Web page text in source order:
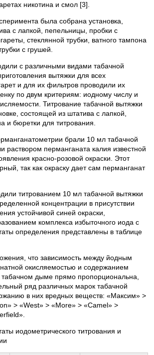
никотина и смол [3].
была собрана установка,
с лапкой, пепельницы, пробки с
стеклянной трубки, ватного тампона
с грушей.
с различными видами табачной
вытяжки для всех
и для их фильтров проводили их
по двум критериям: иодному числу и
Титрование табачной вытяжки
состоящей из штатива с лапкой,
и бюретки для титрования.
брали 10 мл табачной
раствором перманганата калия известной
красно-розовой окраски. Этот
так как окраску дает сам перманганат
титрованием 10 мл табачной вытяжки
концентрации в присутствии
устойчивой синей окраски,
комплекса избыточного иода с
определения представлены в таблице
что зависимость между йодным
окисляемостью и содержанием
табачном дыме прямо пропорциональна,
ряд различных марок табачной
в них вредных веществ: «Максим» >
> «West» > «More» > «Сamel» >
иодометрического титрования и